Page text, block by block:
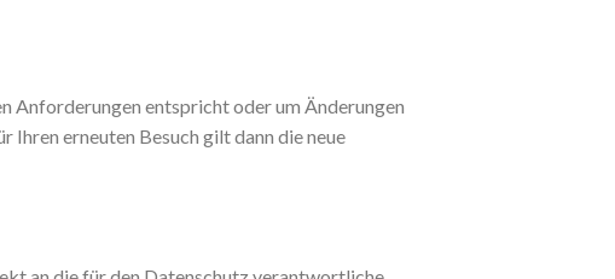
Anforderungen entspricht oder um Änderungen
Ihren erneuten Besuch gilt dann die neue